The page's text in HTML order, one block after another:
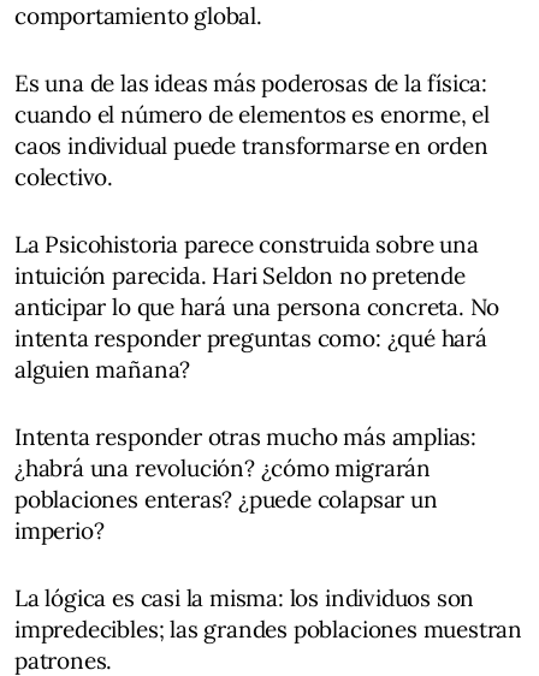
comportamiento global.
Es una de las ideas más poderosas de la física:
cuando el número de elementos es enorme, el
caos individual puede transformarse en orden
colectivo.
La Psicohistoria parece construida sobre una
intuición parecida. Hari Seldon no pretende
anticipar lo que hará una persona concreta. No
intenta responder preguntas como: ¿qué hará
alguien mañana?
Intenta responder otras mucho más amplias:
¿habrá una revolución? ¿cómo migrarán
poblaciones enteras? ¿puede colapsar un
imperio?
La lógica es casi la misma: los individuos son
impredecibles; las grandes poblaciones muestran
patrones.